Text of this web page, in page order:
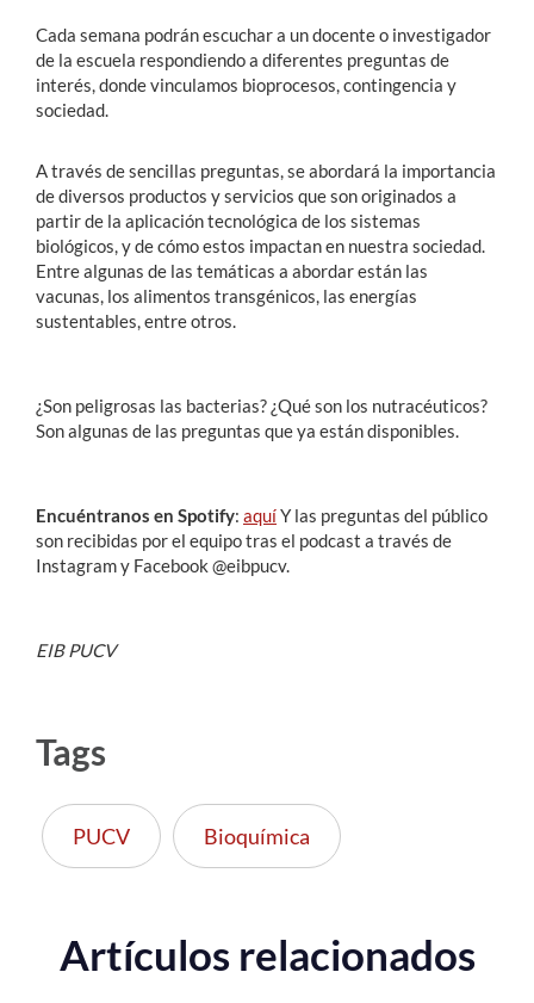
Cada semana podrán escuchar a un docente o investigador
de la escuela respondiendo a diferentes preguntas de
interés, donde vinculamos bioprocesos, contingencia y
sociedad.
A través de sencillas preguntas, se abordará la importancia
de diversos productos y servicios que son originados a
partir de la aplicación tecnológica de los sistemas
biológicos, y de cómo estos impactan en nuestra sociedad.
Entre algunas de las temáticas a abordar están las
vacunas, los alimentos transgénicos, las energías
sustentables, entre otros.
¿Son peligrosas las bacterias? ¿Qué son los nutracéuticos?
Son algunas de las preguntas que ya están disponibles.
Encuéntranos en Spotify: aquíY las preguntas del público
son recibidas por el equipo tras el podcast a través de
Instagram y Facebook @eibpucv.
EIB PUCV
Tags
PUCV Bioquímica
Artículos relacionados